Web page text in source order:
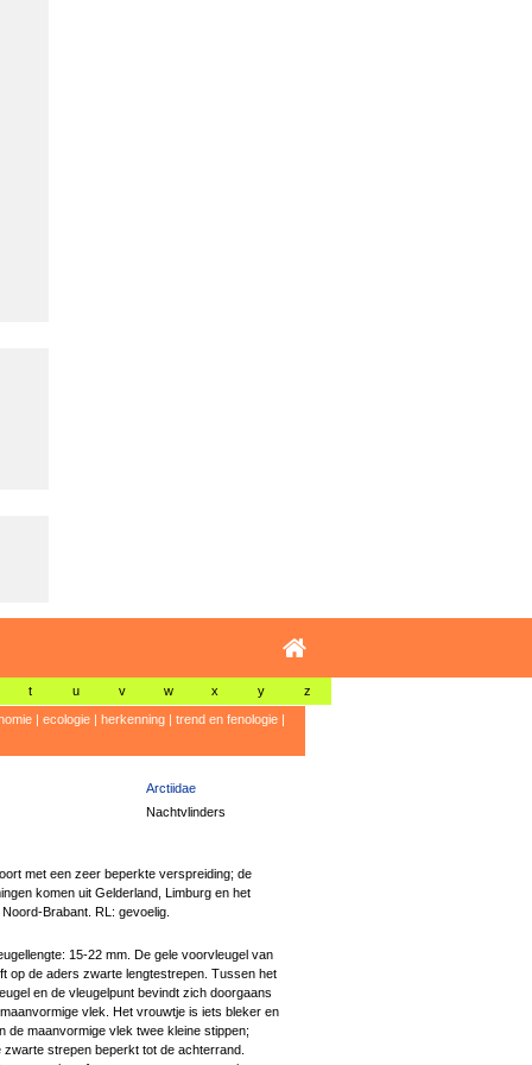
t u v w x y z
| ecologie| herkenning| trend en fenologie|
Arctiidae
Nachtvlinders
met een zeer beperkte verspreiding; de
komen uit Gelderland, Limburg en het
Brabant. RL: gevoelig.
15-22 mm. De gele voorvleugel van
op de aders zwarte lengtestrepen. Tussen het
en de vleugelpunt bevindt zich doorgaans
vlek. Het vrouwtje is iets bleker en
de maanvormige vlek twee kleine stippen;
zwarte strepen beperkt tot de achterrand.